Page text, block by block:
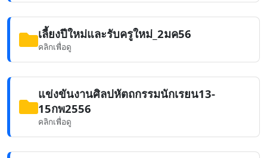
เลี้ยงปีใหม่และรับครูใหม่_2มค56
คลิกเพื่อดู
แข่งขันงานศิลปหัตถกรรมนักเรยน13-
15กพ2556
คลิกเพื่อดู